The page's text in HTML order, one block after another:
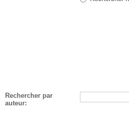
Rechercher par
auteur: